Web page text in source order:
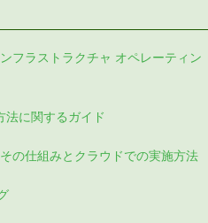
フラストラクチャ オペレーティン
法に関するガイド
の仕組みとクラウドでの実施方法